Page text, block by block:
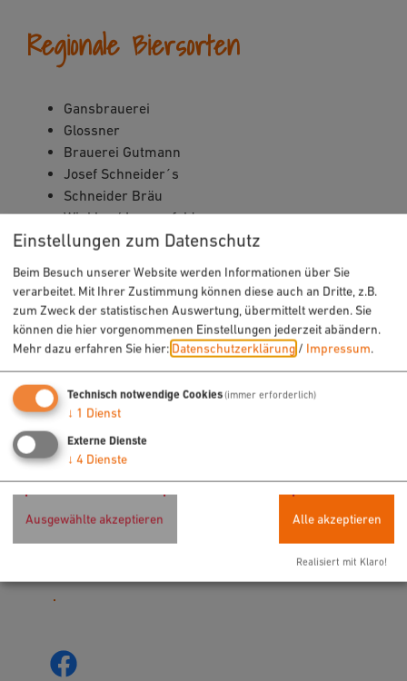
Regionale Biersorten
Gansbrauerei
Glossner
Brauerei Gutmann
Josef Schneider´s
Schneider Bräu
Winkler / Lengenfeld
Möchten Sie von „OpenStreetMap/Leaflet“
bereitgestellte externe Inhalte laden?
Koa Dahoam
Einstellungen zum Datenschutz
Beim Besuch unserer Website werden Informationen über Sie
verarbeitet. Mit Ihrer Zustimmung können diese auch an Dritte, z.B.
zum Zweck der statistischen Auswertung, übermittelt werden. Sie
können die hier vorgenommenen Einstellungen jederzeit abändern.
Mehr dazu erfahren Sie hier:Datenschutzerklärung / Impressum.
Technisch notwendige Cookies(immer erforderlich)
↓ 1 Dienst
Externe Dienste
↓ 4 Dienste
Ausgewählte akzeptieren Alle akzeptieren
Realisiert mit Klaro!